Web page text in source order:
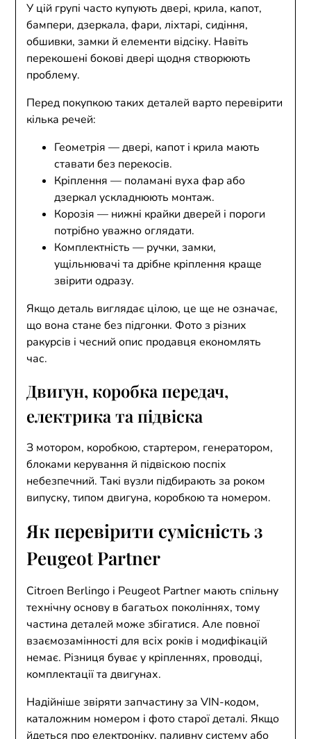
У цій групі часто купують двері, крила, капот,
бампери, дзеркала, фари, ліхтарі, сидіння,
обшивки, замки й елементи відсіку. Навіть
перекошені бокові двері щодня створюють
проблему.
Перед покупкою таких деталей варто перевірити
кілька речей:
Геометрія — двері, капот і крила мають
ставати без перекосів.
Кріплення — поламані вуха фар або
дзеркал ускладнюють монтаж.
Корозія — нижні крайки дверей і пороги
потрібно уважно оглядати.
Комплектність — ручки, замки,
ущільнювачі та дрібне кріплення краще
звірити одразу.
Якщо деталь виглядає цілою, це ще не означає,
що вона стане без підгонки. Фото з різних
ракурсів і чесний опис продавця економлять
час.
Двигун, коробка передач,
електрика та підвіска
З мотором, коробкою, стартером, генератором,
блоками керування й підвіскою поспіх
небезпечний. Такі вузли підбирають за роком
випуску, типом двигуна, коробкою та номером.
Як перевірити сумісність з
Peugeot Partner
Citroen Berlingo і Peugeot Partner мають спільну
технічну основу в багатьох поколіннях, тому
частина деталей може збігатися. Але повної
взаємозамінності для всіх років і модифікацій
немає. Різниця буває у кріпленнях, проводці,
комплектації та двигунах.
Надійніше звіряти запчастину за VIN-кодом,
каталожним номером і фото старої деталі. Якщо
йдеться про електроніку, паливну систему або